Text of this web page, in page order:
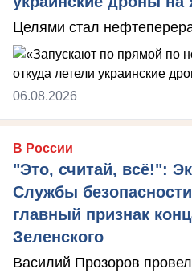
Целями стал
06.08.2026
В России
"Это, считай, всё!":
Службы
главный признак
Зеленского
Василий Прозоров